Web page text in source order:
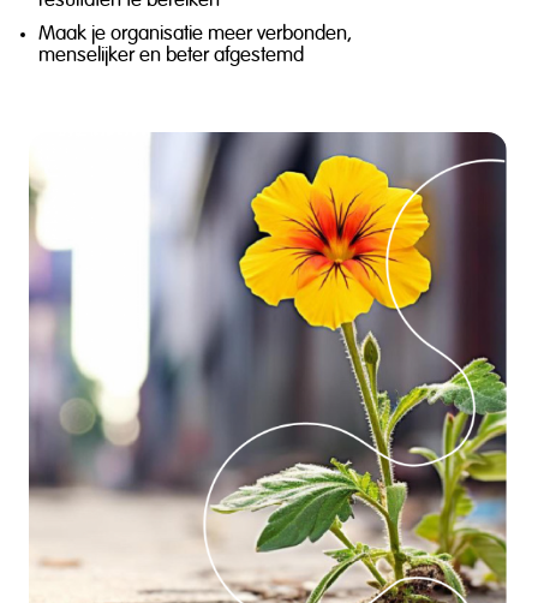
Maak je organisatie meer verbonden,
menselijker en beter afgestemd